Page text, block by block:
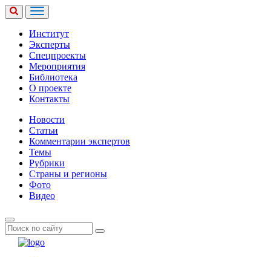
Институт
Эксперты
Спецпроекты
Мероприятия
Библиотека
О проекте
Контакты
Новости
Статьи
Комментарии экспертов
Темы
Рубрики
Страны и регионы
Фото
Видео